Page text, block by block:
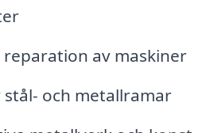
av maskiner
och metallramar